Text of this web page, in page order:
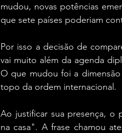
mudou, novas potências
que sete países poderiam
Por isso a decisão de
vai muito além da agenda
O que mudou foi a
topo da ordem internacional.
Ao justificar sua presença, o
na casa". A frase chamou